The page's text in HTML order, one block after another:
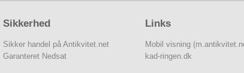
Sikkerhed
Sikker handel på Antikvitet.net
Garanteret Nedsat
Links
Mobil visning
kad-ringen.dk